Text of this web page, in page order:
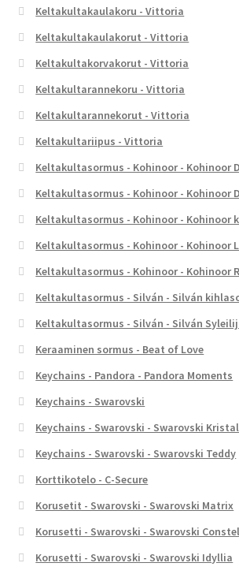
Keltakultakaulakoru - Vittoria
Keltakultakaulakorut - Vittoria
Keltakultakorvakorut - Vittoria
Keltakultarannekoru - Vittoria
Keltakultarannekorut - Vittoria
Keltakultariipus - Vittoria
Keltakultasormus - Kohinoor - Kohinoor
Keltakultasormus - Kohinoor - Kohinoor
Keltakultasormus - Kohinoor - Kohinoor
Keltakultasormus - Kohinoor - Kohinoor
Keltakultasormus - Kohinoor - Kohinoor
Keltakultasormus - Silván - Silván
Keltakultasormus - Silván - Silván
Keraaminen sormus - Beat of Love
Keychains - Pandora - Pandora Moments
Keychains - Swarovski
Keychains - Swarovski - Swarovski
Keychains - Swarovski - Swarovski Teddy
Korttikotelo - C-Secure
Korusetit - Swarovski - Swarovski Matrix
Korusetti - Swarovski - Swarovski
Korusetti - Swarovski - Swarovski Idyllia